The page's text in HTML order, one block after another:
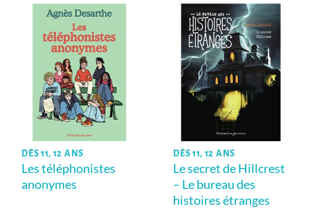
DÈS 11, 12 ANS
Les téléphonistes
anonymes
DÈS 11, 12 ANS
Le secret de Hillcrest
– Le bureau des
histoires étranges